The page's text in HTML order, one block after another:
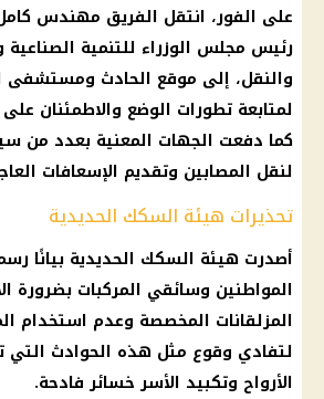
على الفور، انتقل الفريق مهندس كامل
رئيس مجلس الوزراء للتنمية الصناعية
والنقل، إلى موقع الحادث
لمتابعة تطورات الوضع والاطمئنان
كما دفعت الجهات المعنية بعدد من
لنقل المصابين وتقديم الإسعافات
تحذيرات هيئة السكك الحديدية
أصدرت هيئة السكك الحديدية بيانًا
المواطنين وسائقي المركبات بضرورة
المزلقانات المخصصة وعدم استخدام
لتفادي وقوع مثل هذه الحوادث التي
الأرواح وتكبيد الأسر خسائر فادحة.